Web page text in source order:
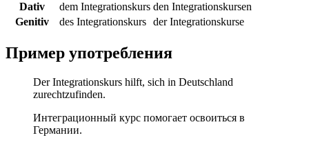
Dativ
dem Integrationskurs den Integrationskursen
Genitiv
des Integrationskurs der Integrationskurse
Пример употребления
Der Integrationskurs hilft, sich in Deutschland
zurechtzufinden.
Интеграционный курс помогает освоиться в
Германии.